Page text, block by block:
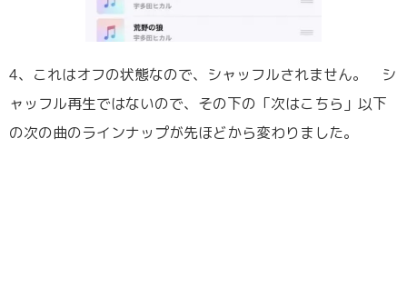
4、これはオフの状態なので、シャッフルされません。 シ
ャッフル再生ではないので、その下の「次はこちら」以下
の次の曲のラインナップが先ほどから変わりました。